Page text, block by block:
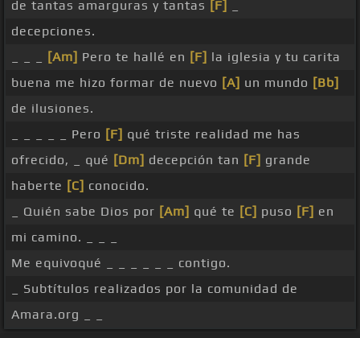
de tantas amarguras y tantas [F]
decepciones.
[Am] Pero te hallé en [F] la iglesia y tu carita
buena me hizo formar de nuevo [A] un mundo [Bb]
de ilusiones.
_ _ _ _ _ Pero [F] qué triste realidad me has
ofrecido, _ qué [Dm] decepción tan [F] grande
haberte [C] conocido.
_ Quién sabe Dios por [Am] qué te [C] puso [F] en
mi camino. _ _ _
Me equivoqué _ _ _ _ _ _ contigo.
_ Subtítulos realizados por la comunidad de
Amara.org _ _